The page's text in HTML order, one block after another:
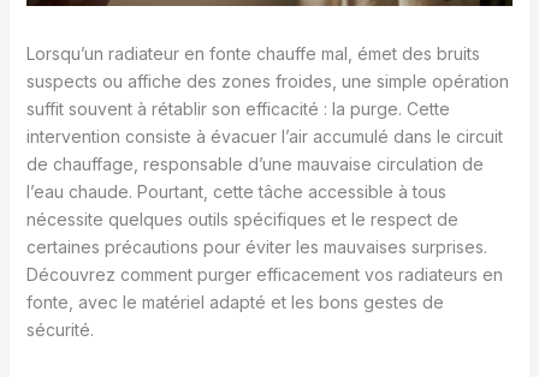
Lorsqu’un radiateur en fonte chauffe mal, émet des bruits
suspects ou affiche des zones froides, une simple opération
suffit souvent à rétablir son efficacité : la purge. Cette
intervention consiste à évacuer l’air accumulé dans le circuit
de chauffage, responsable d’une mauvaise circulation de
l’eau chaude. Pourtant, cette tâche accessible à tous
nécessite quelques outils spécifiques et le respect de
certaines précautions pour éviter les mauvaises surprises.
Découvrez comment purger efficacement vos radiateurs en
fonte, avec le matériel adapté et les bons gestes de
sécurité.